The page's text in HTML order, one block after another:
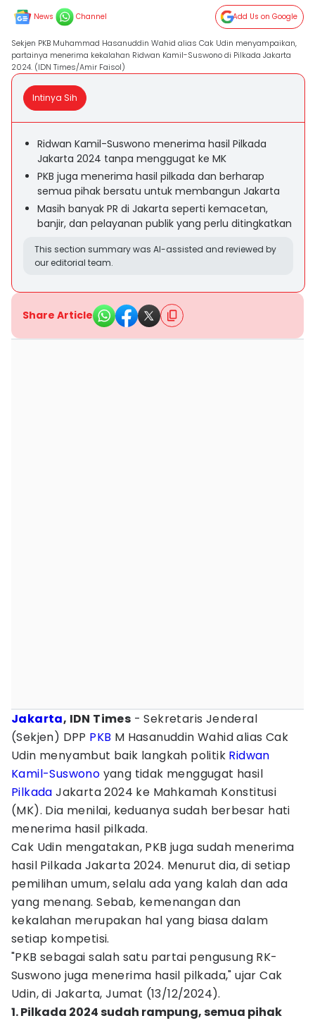
News Channel Add Us on Google
Sekjen PKB Muhammad Hasanuddin Wahid alias Cak Udin menyampaikan,
partainya menerima kekalahan Ridwan Kamil-Suswono di Pilkada Jakarta
2024. (IDN Times/Amir Faisol)
Intinya Sih
Ridwan Kamil-Suswono menerima hasil Pilkada
Jakarta 2024 tanpa menggugat ke MK
PKB juga menerima hasil pilkada dan berharap
semua pihak bersatu untuk membangun Jakarta
Masih banyak PR di Jakarta seperti kemacetan,
banjir, dan pelayanan publik yang perlu ditingkatkan
This section summary was AI-assisted and reviewed by
our editorial team.
Share Article
Jakarta, IDN Times - Sekretaris Jenderal
(Sekjen) DPP PKB M Hasanuddin Wahid alias Cak
Udin menyambut baik langkah politik Ridwan
Kamil-Suswono yang tidak menggugat hasil
Pilkada Jakarta 2024 ke Mahkamah Konstitusi
(MK). Dia menilai, keduanya sudah berbesar hati
menerima hasil pilkada.
Cak Udin mengatakan, PKB juga sudah menerima
hasil Pilkada Jakarta 2024. Menurut dia, di setiap
pemilihan umum, selalu ada yang kalah dan ada
yang menang. Sebab, kemenangan dan
kekalahan merupakan hal yang biasa dalam
setiap kompetisi.
"PKB sebagai salah satu partai pengusung RK-
Suswono juga menerima hasil pilkada," ujar Cak
Udin, di Jakarta, Jumat (13/12/2024).
1. Pilkada 2024 sudah rampung, semua pihak